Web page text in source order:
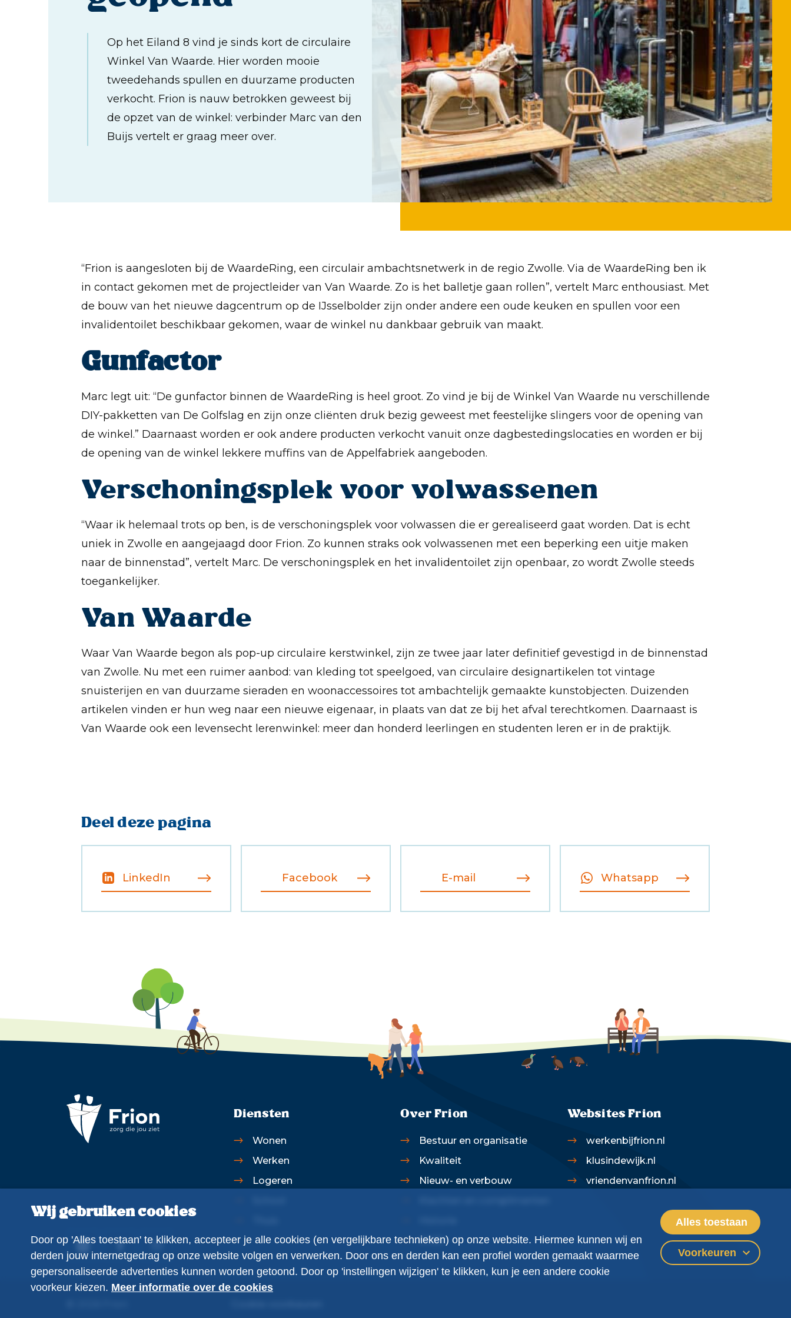
Op het Eiland 8 vind je sinds kort de circulaire
Winkel Van Waarde. Hier worden mooie
tweedehands spullen en duurzame producten
verkocht. Frion is nauw betrokken geweest bij
de opzet van de winkel: verbinder Marc van den
Buijs vertelt er graag meer over.
“Frion is aangesloten bij de WaardeRing, een circulair ambachtsnetwerk in de regio Zwolle. Via de WaardeRing ben ik
in contact gekomen met de projectleider van Van Waarde. Zo is het balletje gaan rollen”, vertelt Marc enthousiast. Met
de bouw van het nieuwe dagcentrum op de IJsselbolder zijn onder andere een oude keuken en spullen voor een
invalidentoilet beschikbaar gekomen, waar de winkel nu dankbaar gebruik van maakt.
Gunfactor
Marc legt uit: “De gunfactor binnen de WaardeRing is heel groot. Zo vind je bij de Winkel Van Waarde nu verschillende
DIY-pakketten van De Golfslag en zijn onze cliënten druk bezig geweest met feestelijke slingers voor de opening van
de winkel.” Daarnaast worden er ook andere producten verkocht vanuit onze dagbestedingslocaties en worden er bij
de opening van de winkel lekkere muffins van de Appelfabriek aangeboden.
Verschoningsplek voor volwassenen
“Waar ik helemaal trots op ben, is de verschoningsplek voor volwassen die er gerealiseerd gaat worden. Dat is echt
uniek in Zwolle en aangejaagd door Frion. Zo kunnen straks ook volwassenen met een beperking een uitje maken
naar de binnenstad”, vertelt Marc. De verschoningsplek en het invalidentoilet zijn openbaar, zo wordt Zwolle steeds
toegankelijker.
Van Waarde
Waar Van Waarde begon als pop-up circulaire kerstwinkel, zijn ze twee jaar later definitief gevestigd in de binnenstad
van Zwolle. Nu met een ruimer aanbod: van kleding tot speelgoed, van circulaire designartikelen tot vintage
snuisterijen en van duurzame sieraden en woonaccessoires tot ambachtelijk gemaakte kunstobjecten. Duizenden
artikelen vinden er hun weg naar een nieuwe eigenaar, in plaats van dat ze bij het afval terechtkomen. Daarnaast is
Van Waarde ook een levensecht lerenwinkel: meer dan honderd leerlingen en studenten leren er in de praktijk.
Deel deze pagina
LinkedIn Facebook E-mail Whatsapp
Diensten
Wonen
Werken
Logeren
Over Frion
Bestuur en organisatie
Kwaliteit
Nieuw- en verbouw
ANBI
Websites Frion
werkenbijfrion.nl
klusindewijk.nl
vriendenvanfrion.nl
Wij gebruiken cookies
Door op 'Alles toestaan' te klikken, accepteer je alle cookies (en vergelijkbare technieken) op onze website. Hiermee kunnen wij en
derden jouw internetgedrag op onze website volgen en verwerken. Door ons en derden kan een profiel worden gemaakt waarmee
gepersonaliseerde advertenties kunnen worden getoond. Door op 'instellingen wijzigen' te klikken, kun je een andere cookie
voorkeur kiezen. Meer informatie over de cookies
Alles toestaan
Voorkeuren